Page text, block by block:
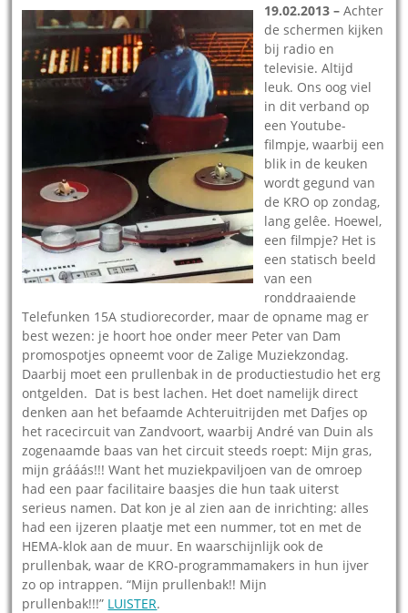
19.02.2013 –Achter
de schermen kijken
bij radio en
televisie. Altijd
leuk. Ons oog viel
in dit verband op
een Youtube-
filmpje, waarbij een
blik in de keuken
wordt gegund van
de KRO op zondag,
lang gelêe. Hoewel,
een filmpje? Het is
een statisch beeld
van een
ronddraaiende
Telefunken 15A studiorecorder, maar de opname mag er
best wezen: je hoort hoe onder meer Peter van Dam
promospotjes opneemt voor de Zalige Muziekzondag.
Daarbij moet een prullenbak in de productiestudio het erg
ontgelden. Dat is best lachen. Het doet namelijk direct
denken aan het befaamde Achteruitrijden met Dafjes op
het racecircuit van Zandvoort, waarbij André van Duin als
zogenaamde baas van het circuit steeds roept: Mijn gras,
mijn grááás!!! Want het muziekpaviljoen van de omroep
had een paar facilitaire baasjes die hun taak uiterst
serieus namen. Dat kon je al zien aan de inrichting: alles
had een ijzeren plaatje met een nummer, tot en met de
HEMA-klok aan de muur. En waarschijnlijk ook de
prullenbak, waar de KRO-programmamakers in hun ijver
zo op intrappen. “Mijn prullenbak!! Mijn
prullenbak!!!” LUISTER.